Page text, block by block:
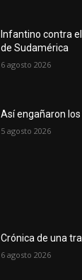
Infantino contra
de Sudamérica
6 agosto 2026
Así engañaron
5 agosto 2026
Crónica de una
6 agosto 2026